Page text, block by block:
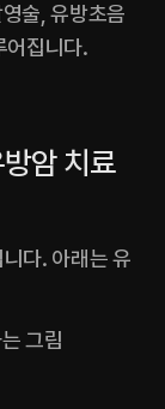
술, 유방초음
어집니다.‍
암 치료
다. 아래는 유